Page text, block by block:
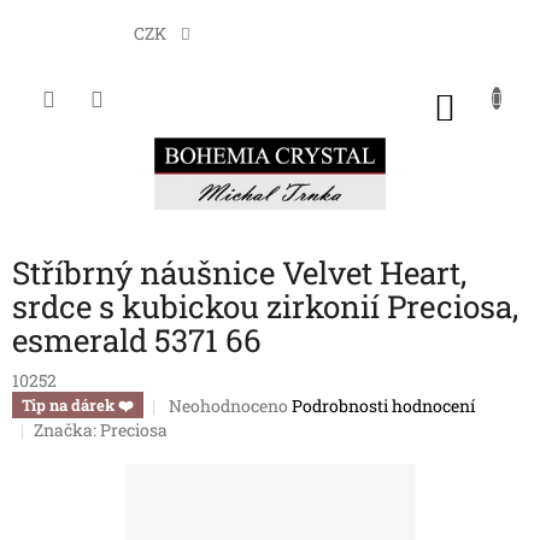
CZK
Stříbrný náušnice Velvet Heart,
srdce s kubickou zirkonií Preciosa,
esmerald 5371 66
10252
Tip na dárek ❤️
Průměrné
Neohodnoceno Podrobnosti hodnocení
Značka:Preciosa